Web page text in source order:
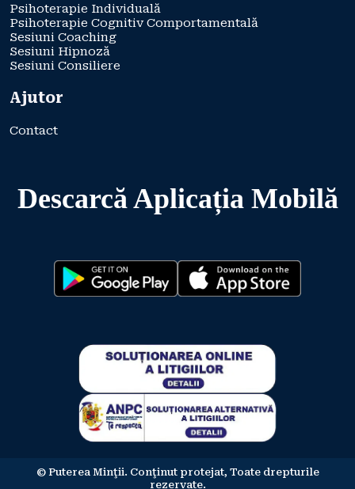
Psihoterapie Individuală
Psihoterapie Cognitiv Comportamentală
Sesiuni Coaching
Sesiuni Hipnoză
Sesiuni Consiliere
Ajutor
Contact
Descarcă Aplicația Mobilă
© Puterea Minţii. Conţinut protejat, Toate drepturile
rezervate.